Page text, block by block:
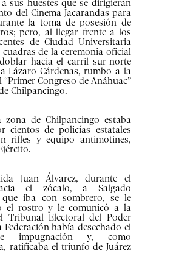
sus huestes que se dirigieran
del Cinema Jacarandas para
la toma de posesión de
pero, al llegar frente a los
de Ciudad Universitaria
de la ceremonia oficial
hacia el carril sur-norte
Lázaro Cárdenas, rumbo a la
Congreso de Anáhuac”
Chilpancingo.
zona de Chilpancingo estaba
cientos de policías estatales
rifles y equipo antimotines,
Juan Álvarez, durante el
el zócalo, a Salgado
que iba con sombrero, se le
el rostro y le comunicó a la
Tribunal Electoral del Poder
Federación había desechado el
impugnación y, como
ratificaba el triunfo de Juárez